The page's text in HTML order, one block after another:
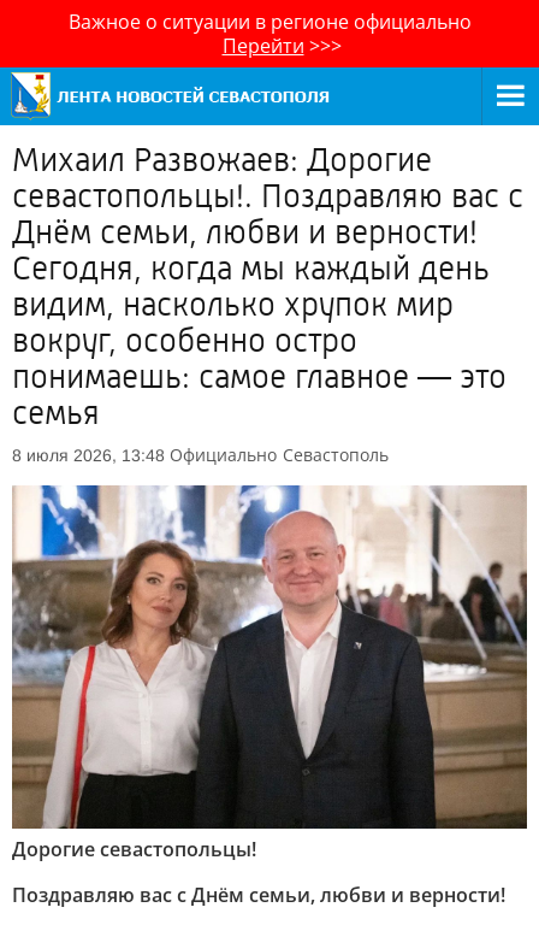
Важное о ситуации в регионе официально
Перейти >>>
Михаил Развожаев: Дорогие
севастопольцы!. Поздравляю вас с
Днём семьи, любви и верности!
Сегодня, когда мы каждый день
видим, насколько хрупок мир
вокруг, особенно остро
понимаешь: самое главное — это
семья
8 июля 2026, 13:48 Официально Севастополь
Дорогие севастопольцы!
Поздравляю вас с Днём семьи, любви и верности!